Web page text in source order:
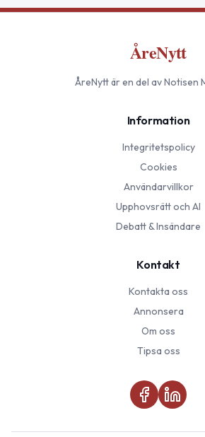
ÅreNytt
ÅreNyttär en del av Notisen
Information
Integritetspolicy
Cookies
Användarvillkor
Upphovsrätt och AI
Debatt & Insändare
Kontakt
Kontakta oss
Annonsera
Om oss
Tipsa oss